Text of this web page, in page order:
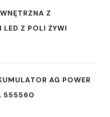
Z
LED Z POLI ŻYWI
AG POWER
555560